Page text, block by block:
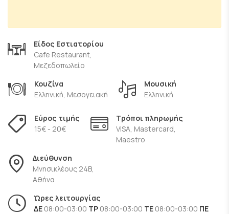
παραπονεμένο με ποικιλία μεζέδων, παραδοσιακά γλυκά,
μία πλούσια και ενημερωμένη κάβα, αλλά και δροσιστικά
cocktail για τα καλοκαιρινά βράδια.
επισκεφτεί ακόμα, κάντε την αρχή και ανακαλύψτε τους
αμέτρητους λόγους πουτα Αναφιώτικα στην Πλάκα
το πιο διάσημο Αθηναϊκό στέκι των τελευταίων χρόνων.
Είδος Εστιατορίου
Cafe Restaurant,
Μεζεδοπωλείο
Κουζίνα
Ελληνική, Μεσογειακή
Μουσική
Ελληνική
Εύρος τιμής
15€ - 20€
Τρόποι πληρωμής
VISA, Mastercard,
Μaestro
Διεύθυνση
Μνησικλέους 24B,
Αθήνα
Ώρες λειτουργίας
ΔΕ 08:00-03:00 ΤΡ 08:00-03:00 ΤΕ 08:00-03:00 ΠΕ